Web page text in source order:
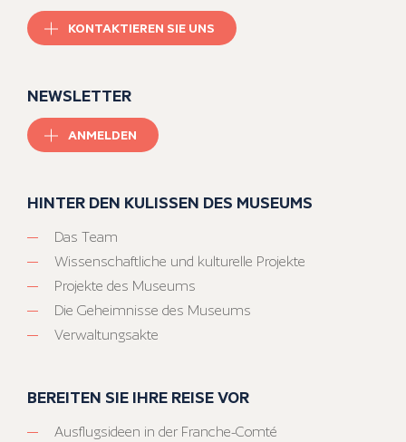
KONTAKTIEREN SIE UNS
NEWSLETTER
ANMELDEN
HINTER DEN KULISSEN DES MUSEUMS
Das Team
Wissenschaftliche und kulturelle Projekte
Projekte des Museums
Die Geheimnisse des Museums
Verwaltungsakte
BEREITEN SIE IHRE REISE VOR
Ausflugsideen in der Franche-Comté